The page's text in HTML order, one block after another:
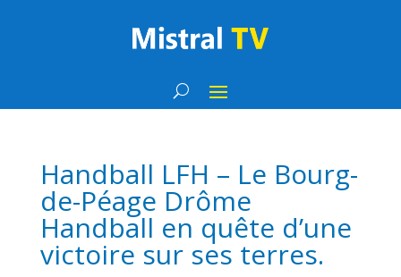
Handball LFH – Le Bourg-
de-Péage Drôme
Handball en quête d’une
victoire sur ses terres.